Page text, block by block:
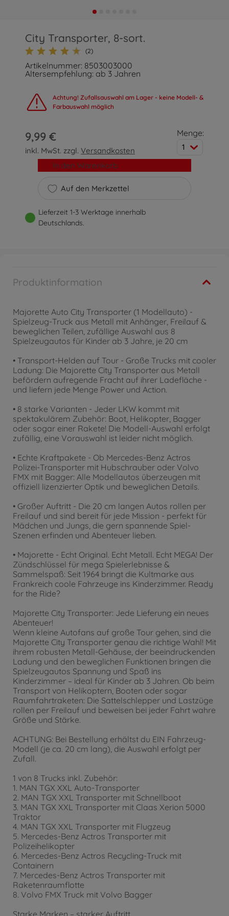
City Transporter, 8-sort.
(2)
Artikelnummer: 8503003000
Altersempfehlung: ab 3 Jahren
Achtung! Zufallsauswahl am Lager - keine Modell- &
Farbauswahl möglich
9,99 €
inkl. MwSt. zzgl.Versandkosten
Menge:
1
Auf den Merkzettel
In den Warenkorb
Lieferzeit 1-3 Werktage innerhalb
Deutschlands.
Produktinformation
Majorette Auto City Transporter (1 Modellauto) -
Spielzeug-Truck aus Metall mit Anhänger, Freilauf &
beweglichen Teilen, zufällige Auswahl aus 8
Spielzeugautos für Kinder ab 3 Jahre, je 20 cm
• Transport-Helden auf Tour - Große Trucks mit cooler
Ladung: Die Majorette City Transporter aus Metall
befördern aufregende Fracht auf ihrer Ladefläche -
und liefern jede Menge Power und Action.
• 8 starke Varianten - Jeder LKW kommt mit
spektakulärem Zubehör: Boot, Helikopter, Bagger
oder sogar einer Rakete! Die Modell-Auswahl erfolgt
zufällig, eine Vorauswahl ist leider nicht möglich.
• Echte Kraftpakete - Ob Mercedes-Benz Actros
Polizei-Transporter mit Hubschrauber oder Volvo
FMX mit Bagger: Alle Modellautos überzeugen mit
offiziell lizenzierter Optik und beweglichen Details.
• Großer Auftritt - Die 20 cm langen Autos rollen per
Freilauf und sind bereit für jede Mission - perfekt für
Mädchen und Jungs, die gern spannende Spiel-
Szenen erfinden und Abenteuer lieben.
• Majorette - Echt Original. Echt Metall. Echt MEGA! Der
Zündschlüssel für mega Spielerlebnisse &
Sammelspaß: Seit 1964 bringt die Kultmarke aus
Frankreich coole Fahrzeuge ins Kinderzimmer. Ready
for the Ride?
Majorette City Transporter: Jede Lieferung ein neues
Abenteuer!
Wenn kleine Autofans auf große Tour gehen, sind die
Majorette City Transporter genau die richtige Wahl! Mit
ihrem robusten Metall-Gehäuse, der beeindruckenden
Ladung und den beweglichen Funktionen bringen die
Spielzeugautos Spannung und Spaß ins
Kinderzimmer – ideal für Kinder ab 3 Jahren. Ob beim
Transport von Helikoptern, Booten oder sogar
Raumfahrtraketen: Die Sattelschlepper und Lastzüge
rollen per Freilauf und beweisen bei jeder Fahrt wahre
Größe und Stärke.
ACHTUNG: Bei Bestellung erhältst du EIN Fahrzeug-
Modell (je ca. 20 cm lang), die Auswahl erfolgt per
Zufall.
1 von 8 Trucks inkl. Zubehör:
1. MAN TGX XXL Auto-Transporter
2. MAN TGX XXL Transporter mit Schnellboot
3. MAN TGX XXL Transporter mit Claas Xerion 5000
Traktor
4. MAN TGX XXL Transporter mit Flugzeug
5. Mercedes-Benz Actros Transporter mit
Polizeihelikopter
6. Mercedes-Benz Actros Recycling-Truck mit
Containern
7. Mercedes-Benz Actros Transporter mit
Raketenraumflotte
8. Volvo FMX Truck mit Volvo Bagger